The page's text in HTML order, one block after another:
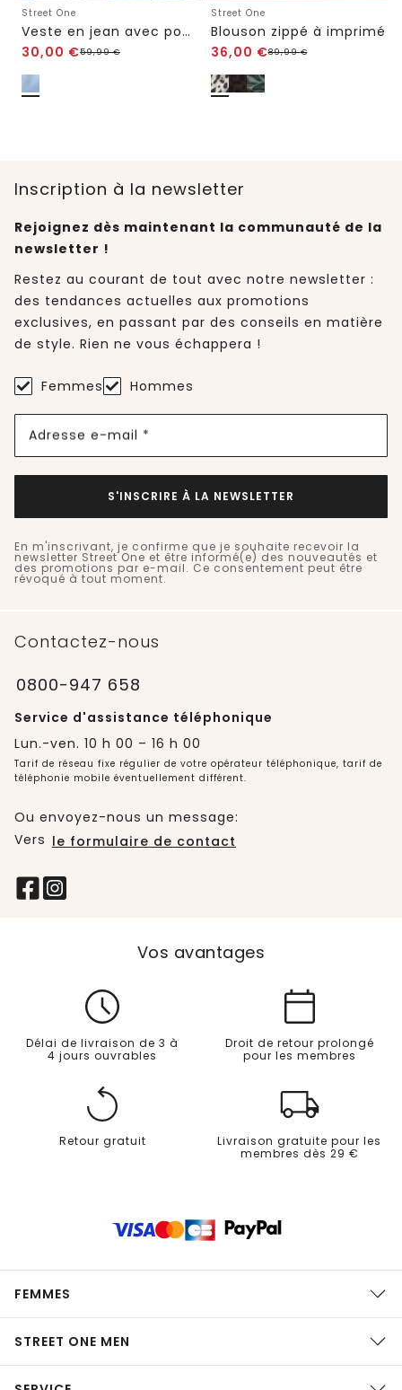
Street One
Veste en jean avec poches poitrine et boutons
30,00 €59,99€
Street One
Blouson zippé à imprimé
36,00 €89,99€
Inscription à la newsletter
Rejoignez dès maintenant la communauté de la
newsletter !
Restez au courant de tout avec notre newsletter :
des tendances actuelles aux promotions
exclusives, en passant par des conseils en matière
de style. Rien ne vous échappera !
Femmes Hommes
Adresse e-mail *
S'INSCRIRE À LA NEWSLETTER
En m'inscrivant, je confirme que je souhaite recevoir la
newsletter Street One et être informé(e) des nouveautés et
des promotions par e-mail. Ce consentement peut être
révoqué à tout moment.
Contactez-nous
0800-947 658
Service d'assistance téléphonique
Lun.-ven. 10 h 00 – 16 h 00
Tarif de réseau fixe régulier de votre opérateur téléphonique, tarif de
téléphonie mobile éventuellement différent.
Ou envoyez-nous un message:
Vers le formulaire de contact
Vos avantages
Délai de livraison de 3 à
4 jours ouvrables
Droit de retour prolongé
pour les membres
Retour gratuit
Livraison gratuite pour les
membres dès 29 €
FEMMES
STREET ONE MEN